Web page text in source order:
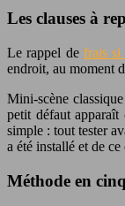
Les clauses à
Le rappel de frais si
endroit, au moment
Mini-scène
petit défaut
simple : tout tester
a été installé et de
Méthode en